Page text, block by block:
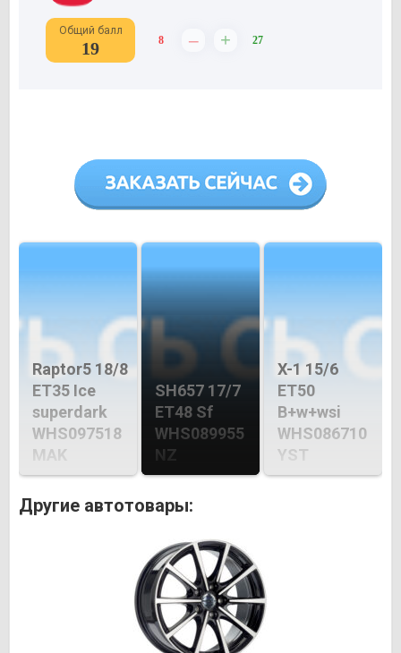
Общий балл
19 8 – + 27
Raptor5 18/8
ET35 Ice
superdark
WHS097518
MAK
SH657 17/7
ET48 Sf
WHS089955
NZ
X-1 15/6
ET50
B+w+wsi
WHS086710
YST
Другие автотовары: